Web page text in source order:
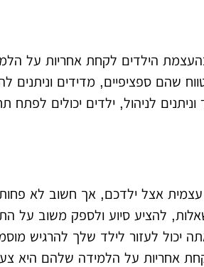
הילדים לקחת אחריות על
שהם ספציפיים, מדידים וניתנים
לניהול, ילדים יכולים לפתח
אצל ילדכם, אך חשוב לא פחות
להציע סיוע ולספק משוב על
יכול לעזור לילד שלך להרגיש
אחריות על הלמידה שלהם היא